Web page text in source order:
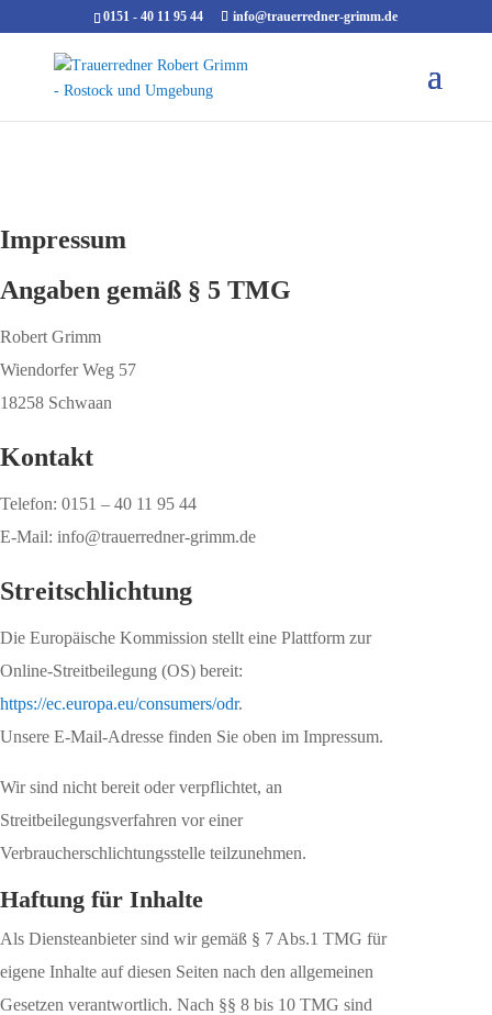
0151 - 40 11 95 44 info@trauerredner-grimm.de
Impressum
Angaben gemäß § 5 TMG
Robert Grimm
Wiendorfer Weg 57
18258 Schwaan
Kontakt
Telefon: 0151 – 40 11 95 44
E-Mail: info@trauerredner-grimm.de
Streitschlichtung
Die Europäische Kommission stellt eine Plattform zur
Online-Streitbeilegung (OS) bereit:
https://ec.europa.eu/consumers/odr.
Unsere E-Mail-Adresse finden Sie oben im Impressum.
Wir sind nicht bereit oder verpflichtet, an
Streitbeilegungsverfahren vor einer
Verbraucherschlichtungsstelle teilzunehmen.
Haftung für Inhalte
Als Diensteanbieter sind wir gemäß § 7 Abs.1 TMG für
eigene Inhalte auf diesen Seiten nach den allgemeinen
Gesetzen verantwortlich. Nach §§ 8 bis 10 TMG sind